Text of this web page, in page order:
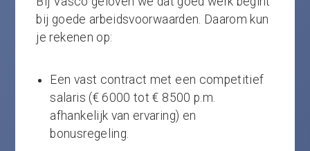
bij goede arbeidsvoorwaarden. Daarom kun
je rekenen op:
Een vast contract met een competitief
salaris (€ 6000 tot € 8500 p.m.
afhankelijk van ervaring) en
bonusregeling.